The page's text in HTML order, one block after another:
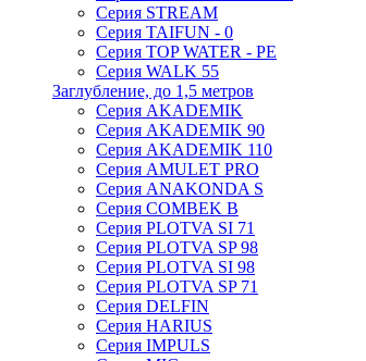
Серия STREAM
Серия TAIFUN - 0
Серия TOP WATER - PE
Серия WALK 55
Заглубление, до 1,5 метров
Серия AKADEMIK
Серия AKADEMIK 90
Серия AKADEMIK 110
Серия AMULET PRO
Серия ANAKONDA S
Серия COMBEK B
Серия PLOTVA SI 71
Серия PLOTVA SP 98
Серия PLOTVA SI 98
Серия PLOTVA SP 71
Серия DELFIN
Серия HARIUS
Серия IMPULS